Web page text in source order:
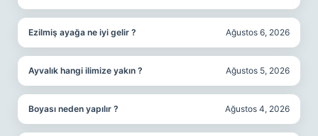
Ezilmiş ayağa ne iyi gelir ? Ağustos 6, 2026
Ayvalık hangi ilimize yakın ? Ağustos 5, 2026
Boyası neden yapılır ? Ağustos 4, 2026